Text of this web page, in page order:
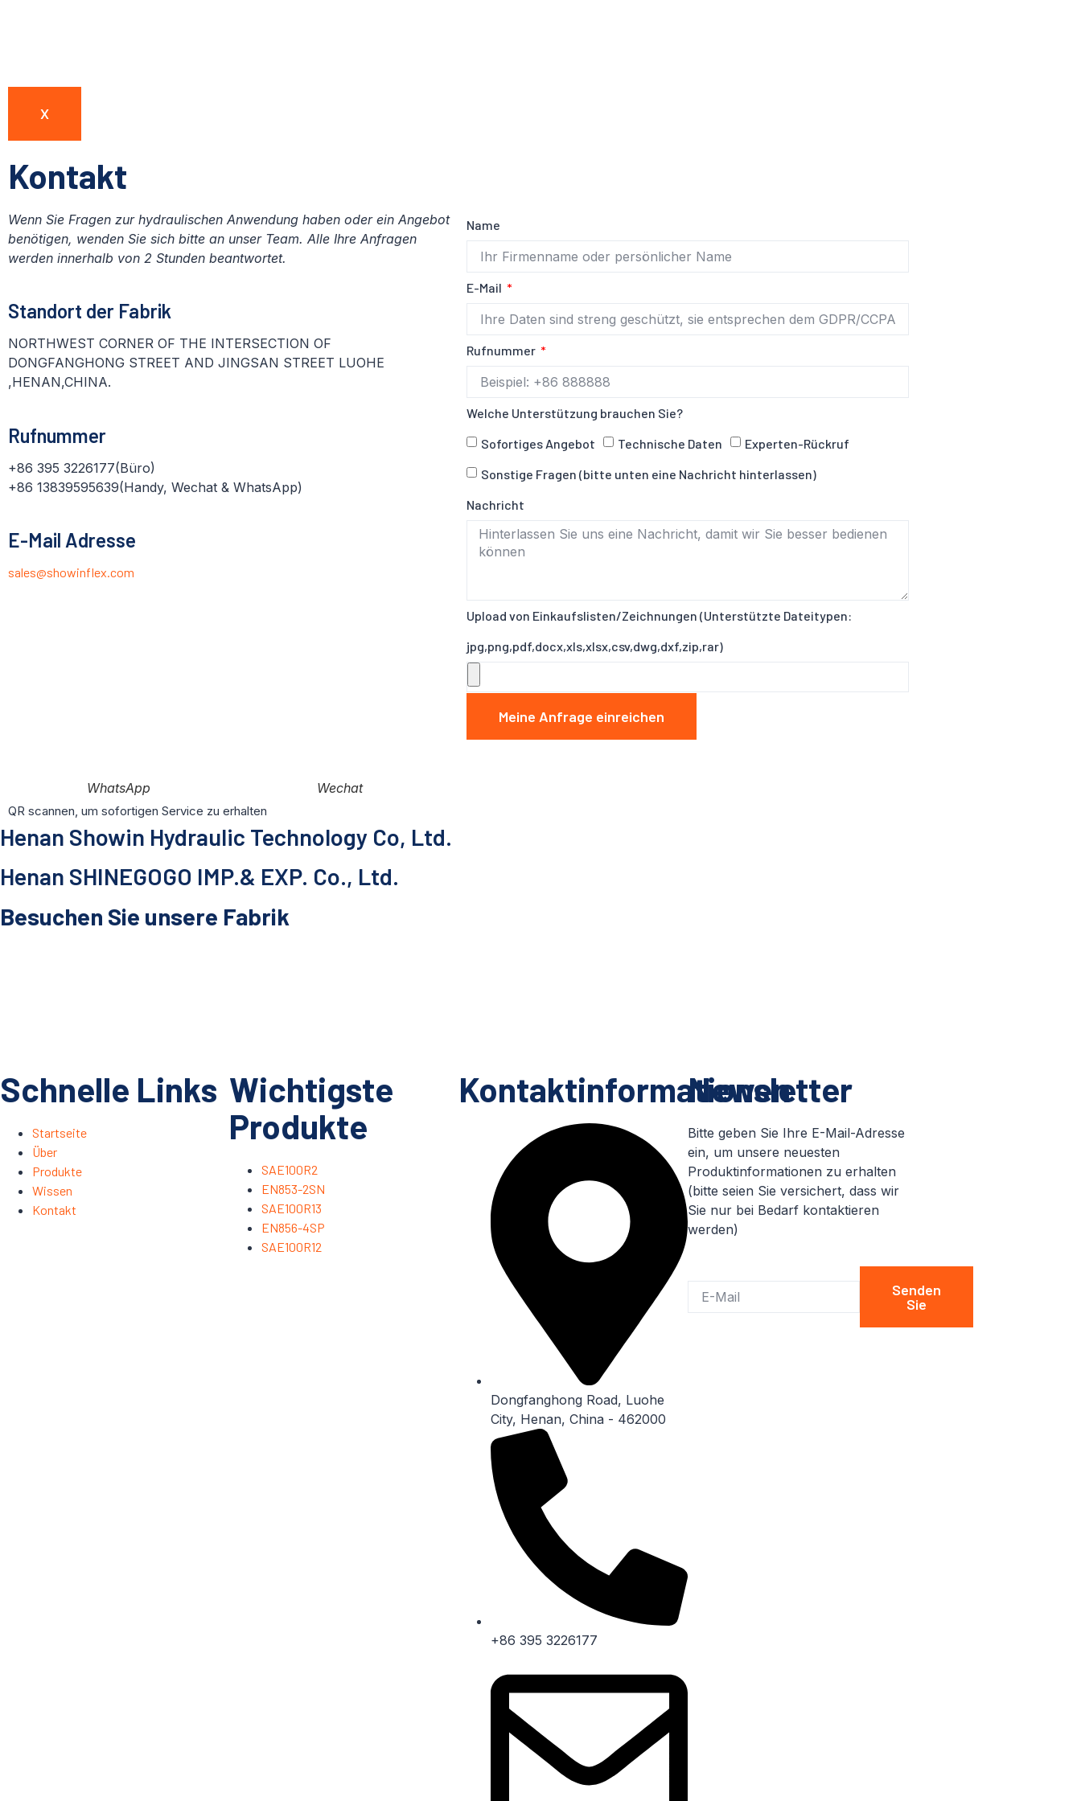
X
Kontakt
Wenn Sie Fragen zur hydraulischen Anwendung haben oder ein Angebot
benötigen, wenden Sie sich bitte an unser Team. Alle Ihre Anfragen
werden innerhalb von 2 Stunden beantwortet.
Standort der Fabrik
NORTHWEST CORNER OF THE INTERSECTION OF
DONGFANGHONG STREET AND JINGSAN STREET LUOHE
,HENAN,CHINA.
Rufnummer
+86 395 3226177(Büro)
+86 13839595639(Handy, Wechat & WhatsApp)
E-Mail Adresse
sales@showinflex.com
WhatsApp Wechat
QR scannen, um sofortigen Service zu erhalten
Name
E-Mail
Rufnummer
Welche Unterstützung brauchen Sie?
Sofortiges Angebot
Technische Daten
Experten-Rückruf
Sonstige Fragen (bitte unten eine Nachricht hinterlassen)
Nachricht
Upload von Einkaufslisten/Zeichnungen (Unterstützte Dateitypen:
jpg,png,pdf,docx,xls,xlsx,csv,dwg,dxf,zip,rar)
Meine Anfrage einreichen
Henan Showin Hydraulic Technology Co, Ltd.
Henan SHINEGOGO IMP.& EXP. Co., Ltd.
Besuchen Sie unsere Fabrik
Schnelle Links
Startseite
Über
Produkte
Wissen
Kontakt
Wichtigste
Produkte
SAE100R2
EN853-2SN
SAE100R13
EN856-4SP
SAE100R12
Kontaktinformationen
Dongfanghong Road, Luohe
City, Henan, China - 462000
+86 395 3226177
Newsletter
Bitte geben Sie Ihre E-Mail-Adresse
ein, um unsere neuesten
Produktinformationen zu erhalten
(bitte seien Sie versichert, dass wir
Sie nur bei Bedarf kontaktieren
werden)
Senden
Sie